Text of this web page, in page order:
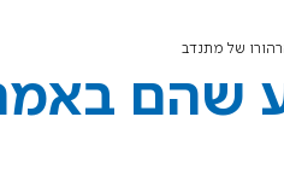
של מתנדב
שהם